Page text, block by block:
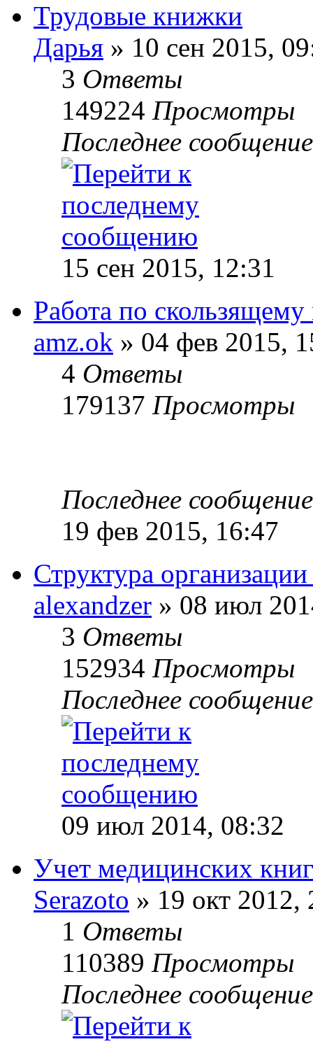
Трудовые книжки
Дарья » 10 сен 2015,
3 Ответы
149224 Просмотры
Последнее сообщение
15 сен 2015, 12:31
Работа по
amz.ok » 04 фев 2015,
4 Ответы
179137 Просмотры
Последнее сообщение
19 фев 2015, 16:47
Структура
alexandzer » 08 июл
3 Ответы
152934 Просмотры
Последнее сообщение
09 июл 2014, 08:32
Учет медицинских книг
Serazoto » 19 окт 2012,
1 Ответы
110389 Просмотры
Последнее сообщение